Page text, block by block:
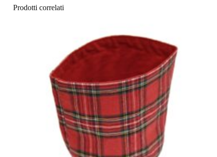
Prodotti correlati